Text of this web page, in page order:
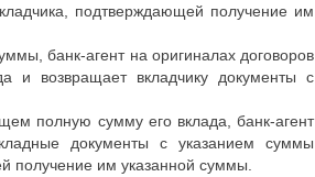
подтверждающей получение им
банк-агент на оригиналах договоров
и возвращает вкладчику документы с
полную сумму его вклада, банк-агент
документы с указанием суммы
получение им указанной суммы.